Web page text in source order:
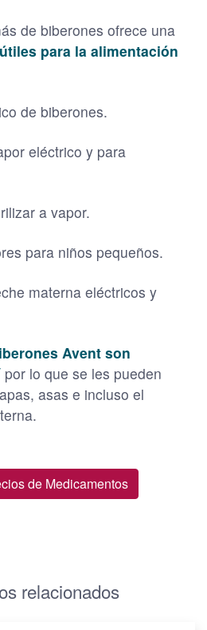
de biberones ofrece una
para la alimentación
de biberones.
eléctrico y para
a vapor.
para niños pequeños.
materna eléctricos y
Avent son
por lo que se les pueden
asas e incluso el
de Medicamentos
relacionados